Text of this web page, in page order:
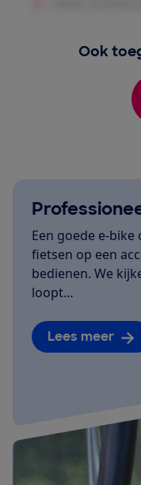
Ook
Een goede e-
fietsen op een
bedienen. We
loopt…
Lees meer